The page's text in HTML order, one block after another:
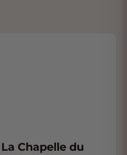
Chapelle du